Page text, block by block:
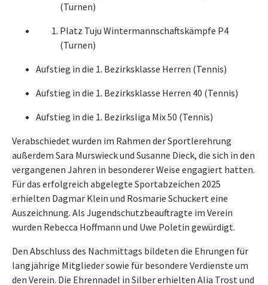
(Turnen)
Platz Tuju Wintermannschaftskämpfe P4
(Turnen)
Aufstieg in die 1. Bezirksklasse Herren (Tennis)
Aufstieg in die 1. Bezirksklasse Herren 40 (Tennis)
Aufstieg in die 1. Bezirksliga Mix 50 (Tennis)
Verabschiedet wurden im Rahmen der Sportlerehrung
außerdem Sara Murswieck und Susanne Dieck, die sich in den
vergangenen Jahren in besonderer Weise engagiert hatten.
Für das erfolgreich abgelegte Sportabzeichen 2025
erhielten Dagmar Klein und Rosmarie Schuckert eine
Auszeichnung. Als Jugendschutzbeauftragte im Verein
wurden Rebecca Hoffmann und Uwe Poletin gewürdigt.
Den Abschluss des Nachmittags bildeten die Ehrungen für
langjährige Mitglieder sowie für besondere Verdienste um
den Verein. Die Ehrennadel in Silber erhielten Alia Trost und